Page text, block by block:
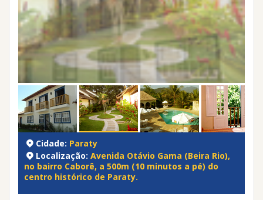
Cidade: Paraty
Localização: Avenida Otávio Gama (Beira Rio),
no bairro Caborê, a 500m (10 minutos a pé) do
centro histórico de Paraty.